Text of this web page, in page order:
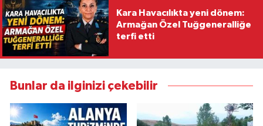
Kara Havacılıkta yeni dönem:
Armağan Özel Tuğgeneralliğe
terfi etti
Bunlar da ilginizi çekebilir